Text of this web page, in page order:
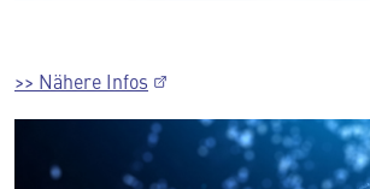
>> Nähere Infos